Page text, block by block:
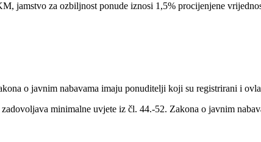
jamstvo za ozbiljnost ponude iznosi 1,5% procijenjene
o javnim nabavama imaju ponuditelji koji su registrirani i
minimalne uvjete iz čl. 44.-52. Zakona o javnim